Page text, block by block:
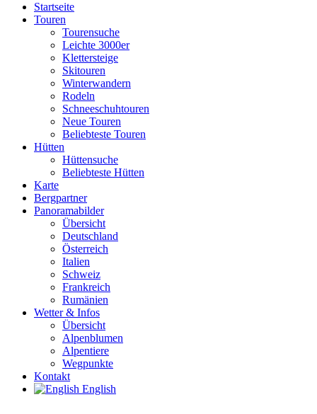
Startseite
Touren
Tourensuche
Leichte 3000er
Klettersteige
Skitouren
Winterwandern
Rodeln
Schneeschuhtouren
Neue Touren
Beliebteste Touren
Hütten
Hüttensuche
Beliebteste Hütten
Karte
Bergpartner
Panoramabilder
Übersicht
Deutschland
Österreich
Italien
Schweiz
Frankreich
Rumänien
Wetter & Infos
Übersicht
Alpenblumen
Alpentiere
Wegpunkte
Kontakt
English